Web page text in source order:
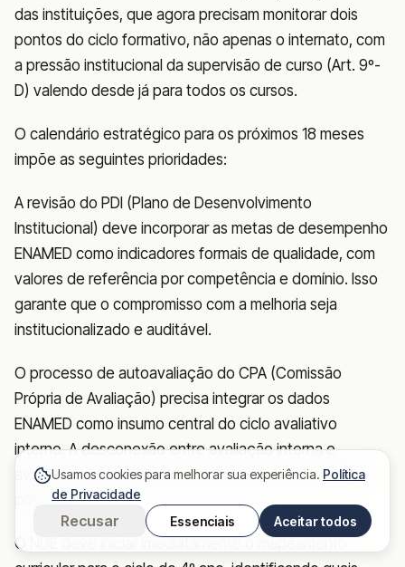
das instituições, que agora precisam monitorar dois
pontos do ciclo formativo, não apenas o internato, com
a pressão institucional da supervisão de curso (Art. 9º-
D) valendo desde já para todos os cursos.
O calendário estratégico para os próximos 18 meses
impõe as seguintes prioridades:
A revisão do PDI (Plano de Desenvolvimento
Institucional) deve incorporar as metas de desempenho
ENAMED como indicadores formais de qualidade, com
valores de referência por competência e domínio. Isso
garante que o compromisso com a melhoria seja
institucionalizado e auditável.
O processo de autoavaliação do CPA (Comissão
Própria de Avaliação) precisa integrar os dados
ENAMED como insumo central do ciclo avaliativo
interno. A desconexão entre avaliação interna e
avaliação externa ainda é uma lacuna comum em IES
privadas.
O NDE deve iniciar imediatamente o mapeamento
Usamos cookies para melhorar sua experiência. Política
de Privacidade
Recusar Essenciais Aceitar todos